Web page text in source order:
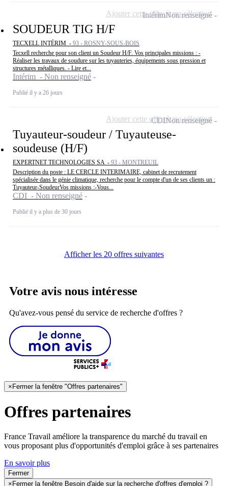
SOUDEUR TIG H/F
TECXELL INTÉRIM - 93 - ROSNY-SOUS-BOIS
Tecxell recherche pour son client un Soudeur H/F. Vos principales missions : -
Réaliser les travaux de soudure sur les tuyauteries, équipements sous pression et
structures métalliques. - Lire et...
Intérim - Non renseigné
Publié il y a 26 jours
IntérimNon renseigné
Ajouter cette offre à ma sélection
Tuyauteur-soudeur / Tuyauteuse-
soudeuse (H/F)
EXPERTNET TECHNOLOGIES SA - 93 - MONTREUIL
Description du poste : LE CERCLE INTERIMAIRE, cabinet de recrutement
spécialisée dans le génie climatique, recherche pour le compte d'un de ses clients un :
Tuyauteur-SoudeurVos missions :-Vous...
CDI - Non renseigné
Publié il y a plus de 30 jours
CDINon renseigné
Ajouter cette offre à ma sélection
Afficher les 20 offres suivantes
Votre avis nous intéresse
Qu'avez-vous pensé du service de recherche d'offres ?
×Fermer la fenêtre "Offres partenaires"
Offres partenaires
France Travail améliore la transparence du marché du travail en
vous proposant plus d'opportunités d'emploi grâce à ses partenaires
En savoir plus
Fermer
× Fermer la fenêtre Besoin d'aide sur la recherche d'offres d'emploi ?